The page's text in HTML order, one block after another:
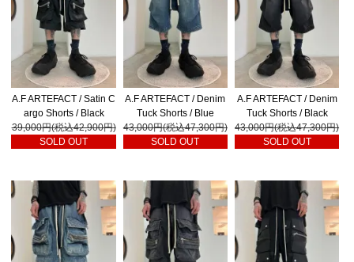
A.F ARTEFACT / Satin C
argo Shorts / Black
39,000円(税込42,900円)
SOLD OUT
A.F ARTEFACT / Denim
Tuck Shorts / Blue
43,000円(税込47,300円)
SOLD OUT
A.F ARTEFACT / Denim
Tuck Shorts / Black
43,000円(税込47,300円)
SOLD OUT